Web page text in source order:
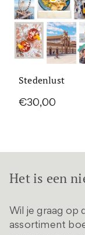
Stedenlust
€30,00
Het is een
Wil je graag op
assortiment